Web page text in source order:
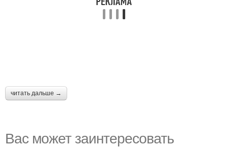
читать дальше →
Вас может заинтересовать